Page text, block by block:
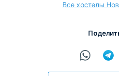
Все хостелы